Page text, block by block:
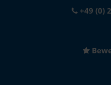
+49 (0)